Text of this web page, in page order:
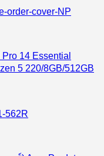
14 Essential
5 220/8GB/512GB